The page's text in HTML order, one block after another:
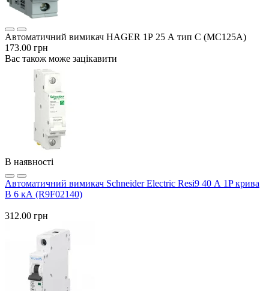
Автоматичний вимикач HAGER 1Р 25 А тип С (MC125A)
173.00 грн
Вас також може зацікавити
В наявності
Автоматичний вимикач Schneider Electric Resi9 40 А 1P крива
B 6 кА (R9F02140)
312.00 грн